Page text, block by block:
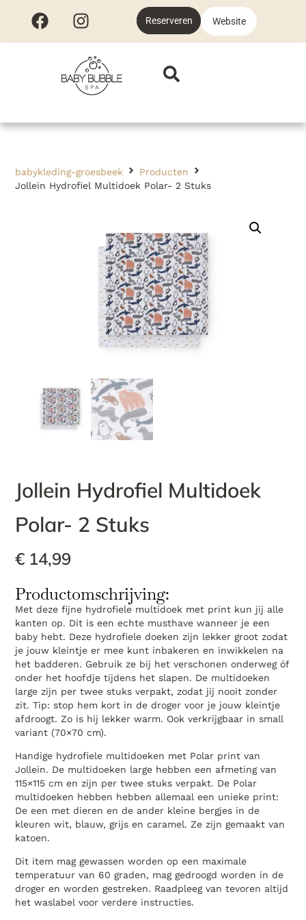
Reserveren Website
babykleding-groesbeek
Producten
Jollein Hydrofiel Multidoek Polar- 2 Stuks
Jollein Hydrofiel Multidoek
Polar- 2 Stuks
€ 14,99
Productomschrijving:
Met deze fijne hydrofiele multidoek met print kun jij alle
kanten op. Dit is een echte musthave wanneer je een
baby hebt. Deze hydrofiele doeken zijn lekker groot zodat
je jouw kleintje er mee kunt inbakeren en inwikkelen na
het badderen. Gebruik ze bij het verschonen onderweg óf
onder het hoofdje tijdens het slapen. De multidoeken
large zijn per twee stuks verpakt, zodat jij nooit zonder
zit. Tip: stop hem kort in de droger voor je jouw kleintje
afdroogt. Zo is hij lekker warm. Ook verkrijgbaar in small
variant (70×70 cm).
Handige hydrofiele multidoeken met Polar print van
Jollein. De multidoeken large hebben een afmeting van
115×115 cm en zijn per twee stuks verpakt. De Polar
multidoeken hebben hebben allemaal een unieke print:
De een met dieren en de ander kleine bergjes in de
kleuren wit, blauw, grijs en caramel. Ze zijn gemaakt van
katoen.
Dit item mag gewassen worden op een maximale
temperatuur van 60 graden, mag gedroogd worden in de
droger en worden gestreken. Raadpleeg van tevoren altijd
het waslabel voor verdere instructies.